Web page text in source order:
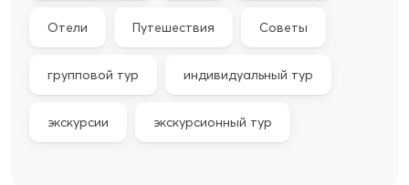
Отели Путешествия Советы
групповой тур индивидуальный тур
экскурсии экскурсионный тур